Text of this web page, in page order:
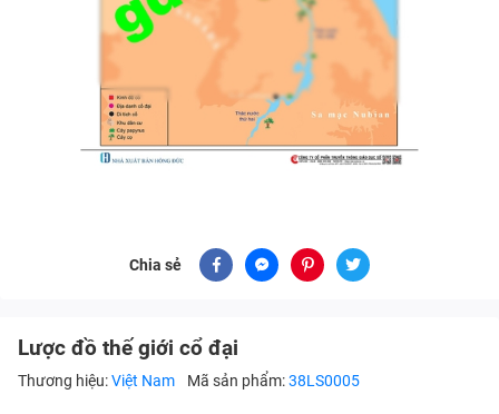
Chia sẻ
Lược đồ thế giới cổ đại
Thương hiệu:Việt Nam Mã sản phẩm:38LS0005